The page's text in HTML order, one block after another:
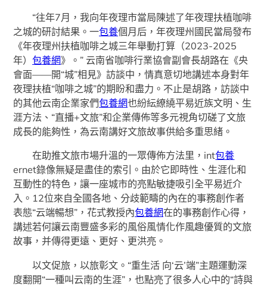
“往年7月，我向年夜理市當局陳述了年夜理扶植咖啡
之城的研討結果。一包養個月后，年夜理州國民當局發布
《年夜理州扶植咖啡之城三年舉動打算（2023-2025
年）包養網》。” 云南省咖啡行業協會副會長胡路在《央
會面——開“城”相見》訪談中，情真意切地講述本身對年
夜理扶植“咖啡之城”的期盼和盡力。不止是胡路，訪談中
的其他云南企業家們包養網也紛紜繚繞平易近族文明、生
涯方法、“直播+文旅”和企業傳佈等多元視角切磋了文旅
成長的能夠性，為云南講好文旅故事供給多重思緒。
在助推文旅市場升溫的一眾傳佈方法里，int包養
ernet錄像無疑是盡佳的索引。由於它即時性、生涯化和
互動性的特色，讓一座城市的亮點敏捷吸引全平易近介
入。12位來自全國各地、分歧範疇的內在的事務創作者
表態“云端暢想”，花式教授內包養網在的事務創作心得，
講述若何讓云南豐盛多彩的風俗風情化作風趣優質的文旅
故事，并傳得更遠、更好、更洪亮。
以文促旅，以旅彰文。“重生活 向‘云’端”主題運動深
度翻開“一種叫云南的生涯”，也點亮了很多人心中的“詩與